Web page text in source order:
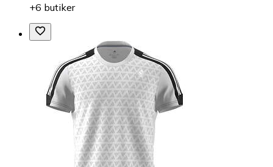
+6 butiker